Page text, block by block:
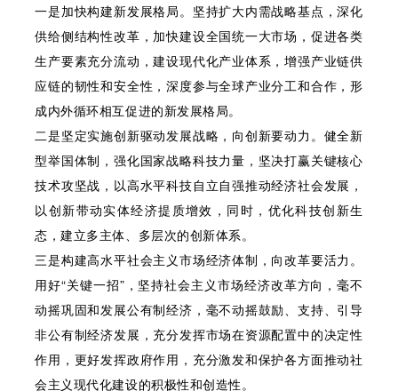
一是加快构建新发展格局。坚持扩大内需战略基点，深化
供给侧结构性改革，加快建设全国统一大市场，促进各类
生产要素充分流动，建设现代化产业体系，增强产业链供
应链的韧性和安全性，深度参与全球产业分工和合作，形
成内外循环相互促进的新发展格局。
二是坚定实施创新驱动发展战略，向创新要动力。健全新
型举国体制，强化国家战略科技力量，坚决打赢关键核心
技术攻坚战，以高水平科技自立自强推动经济社会发展，
以创新带动实体经济提质增效，同时，优化科技创新生
态，建立多主体、多层次的创新体系。
三是构建高水平社会主义市场经济体制，向改革要活力。
用好“关键一招”，坚持社会主义市场经济改革方向，毫不
动摇巩固和发展公有制经济，毫不动摇鼓励、支持、引导
非公有制经济发展，充分发挥市场在资源配置中的决定性
作用，更好发挥政府作用，充分激发和保护各方面推动社
会主义现代化建设的积极性和创造性。